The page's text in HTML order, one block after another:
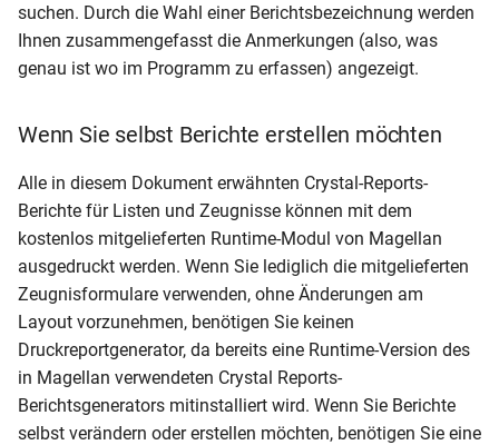
Schülerpersonalblatt incl
Schuleintritt (Betriebe)
Schuleintritt (mit
Schülerpersonalblatt incl
Schuleintritt und -austritt
Vorbildung)
Schülerstammblatt
der
Schülerstammblatt BF
(mit Zensuren blanko)
suchen. Durch die Wahl einer Berichtsbezeichnung werden
Ihnen zusammengefasst die Anmerkungen (also, was
genau ist wo im Programm zu erfassen) angezeigt.
Wenn Sie selbst Berichte erstellen möchten
Alle in diesem Dokument erwähnten Crystal-Reports-
Berichte für Listen und Zeugnisse können mit dem
kostenlos mitgelieferten Runtime-Modul von Magellan
ausgedruckt werden. Wenn Sie lediglich die mitgelieferten
Zeugnisformulare verwenden, ohne Änderungen am
Layout vorzunehmen, benötigen Sie keinen
Druckreportgenerator, da bereits eine Runtime-Version des
in Magellan verwendeten Crystal Reports-
Berichtsgenerators mitinstalliert wird. Wenn Sie Berichte
selbst verändern oder erstellen möchten, benötigen Sie eine